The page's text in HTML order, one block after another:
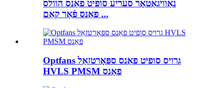
נאַוויגאַטאָר סעריע סופיט פאַנס הוולס
פאַנס פֿאַר קאַם ...
Optfans גרויס סופיט פאַנס ספּאָרטזאַל
HVLS PMSM פאַנס